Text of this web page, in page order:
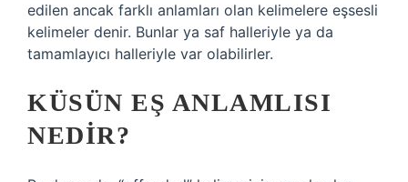
edilen ancak farklı anlamları olan kelimelere eşsesli
kelimeler denir. Bunlar ya saf halleriyle ya da
tamamlayıcı halleriyle var olabilirler.
KÜSÜN EŞ ANLAMLISI
NEDIR?